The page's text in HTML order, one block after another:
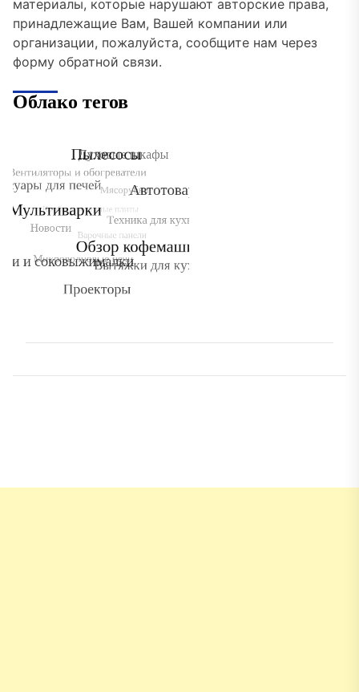
материалы, которые нарушают авторские права,
принадлежащие Вам, Вашей компании или
организации, пожалуйста, сообщите нам через
форму обратной связи.
Облако тегов